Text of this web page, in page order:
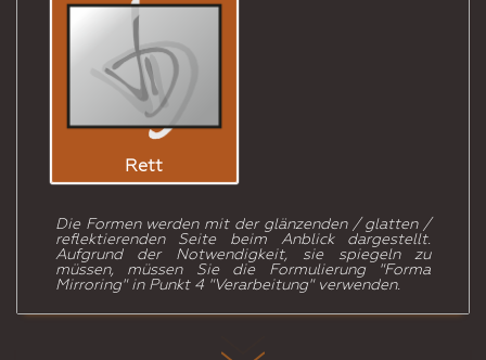
Rett
Die Formen werden mit der glänzenden / glatten /
reflektierenden Seite beim Anblick dargestellt.
Aufgrund der Notwendigkeit, sie spiegeln zu
müssen, müssen Sie die Formulierung "Forma
Mirroring" in Punkt 4 "Verarbeitung" verwenden.